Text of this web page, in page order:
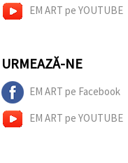
EM ART pe YOUTUBE
URMEAZĂ-NE
EM ART pe Facebook
EM ART pe YOUTUBE